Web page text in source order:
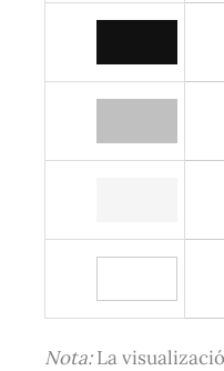
Nota:La